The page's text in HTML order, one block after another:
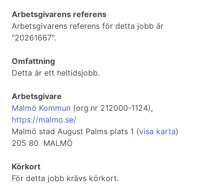
Arbetsgivarens referens
Arbetsgivarens referens för detta jobb är
"20261667".
Omfattning
Detta är ett heltidsjobb.
Arbetsgivare
Malmö Kommun (org.nr 212000-1124),
https://malmo.se/
Malmö stad August Palms plats 1 (visa karta)
205 80 MALMÖ
Körkort
För detta jobb krävs körkort.